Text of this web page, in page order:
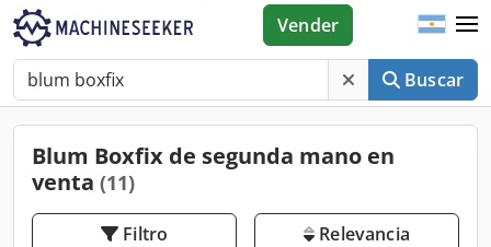
Buscar
Vender
Blum Boxfix de segunda mano en
venta (11)
Filtro Relevancia